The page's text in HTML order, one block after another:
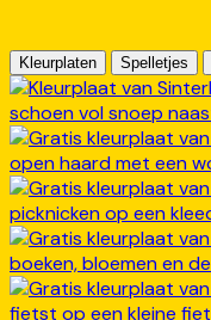
Kleurplaten Spelletjes